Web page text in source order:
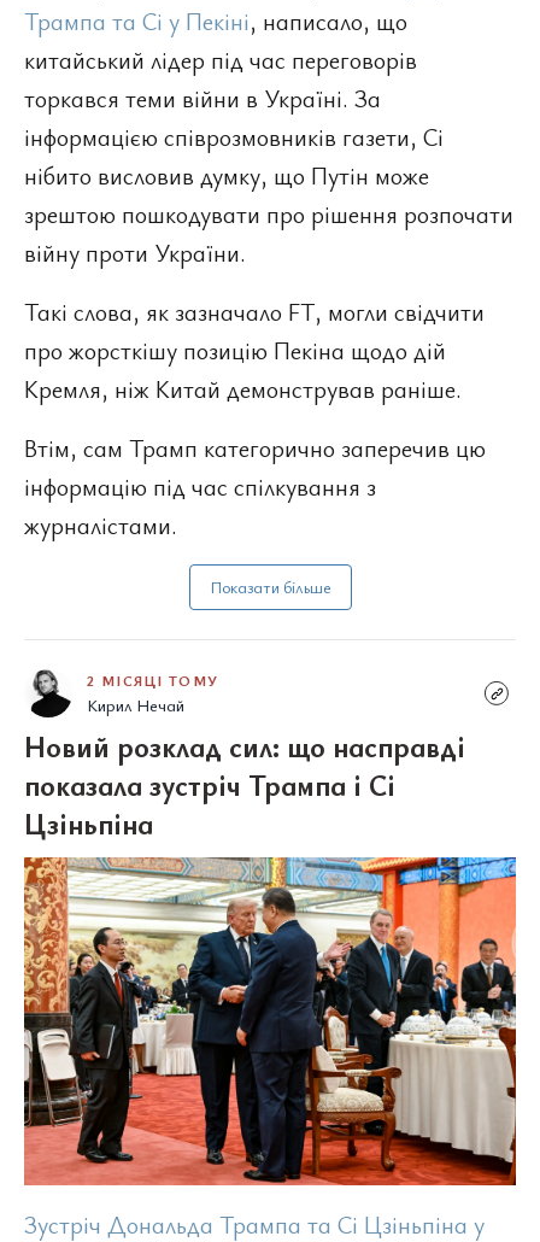
Трампа та Сі у Пекіні, написало, що
китайський лідер під час переговорів
торкався теми війни в Україні. За
інформацією співрозмовників газети, Сі
нібито висловив думку, що Путін може
зрештою пошкодувати про рішення розпочати
війну проти України.
Такі слова, як зазначало FT, могли свідчити
про жорсткішу позицію Пекіна щодо дій
Кремля, ніж Китай демонстрував раніше.
Втім, сам Трамп категорично заперечив цю
інформацію під час спілкування з
журналістами.
Показати більше
2 МІСЯЦІ ТОМУ
Кирил Нечай
Новий розклад сил: що насправді
показала зустріч Трампа і Сі
Цзіньпіна
Зустріч Дональда Трампа та Сі Цзіньпіна у